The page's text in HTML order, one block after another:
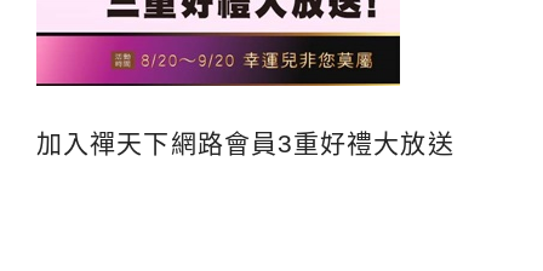
加入禪天下網路會員3重好禮大放送